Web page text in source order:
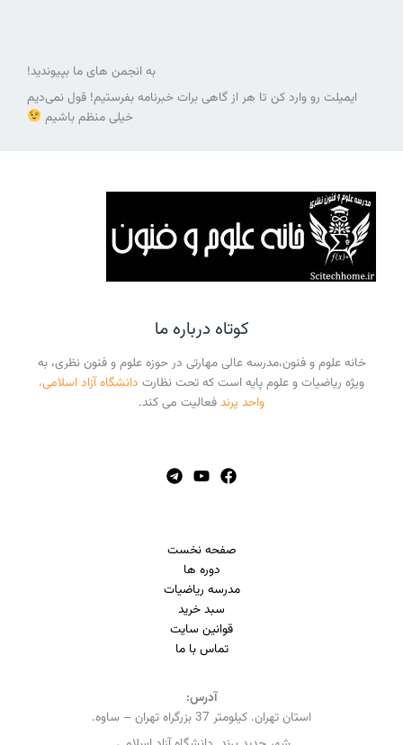
به انجمن های ما بپیوندید!
ایمیلت رو وارد کن تا هر از گاهی برات خبرنامه بفرستیم! قول نمی‌دیم
خیلی منظم باشیم
کوتاه درباره ما
خانه علوم و فنون،مدرسه عالی مهارتی در حوزه علوم و فنون نظری، به
ویژه ریاضیات و علوم پایه است که تحت نظارت دانشگاه آزاد اسلامی،
واحد پرندفعالیت می کند.
صفحه نخست
دوره ها
مدرسه ریاضیات
سبد خرید
قوانین سایت
تماس با ما
آدرس:
استان تهران. کیلومتر 37 بزرگراه تهران – ساوه.